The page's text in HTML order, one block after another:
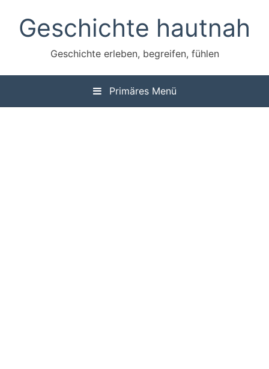
Inhalt
springenGeschichte hautnah
Geschichte erleben, begreifen, fühlen
Primäres Menü